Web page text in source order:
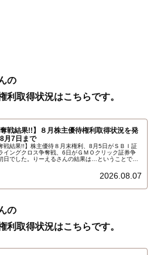
の
取得状況はこちらです。
奪戦結果!!】８月株主優待権利取得状況を発
月7日まで
戦結果!!】株主優待８月末権利、8月5日がＳＢＩ証
イングクロス争奪戦、6日がＧＭＯクリック証券争
日でした。りーえるさんの結果は…ということで、
を報告します。最新の取得状況はこちらです…
2026.08.07
の
取得状況はこちらです。